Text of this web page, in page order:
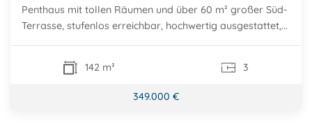
Penthaus mit tollen Räumen und über 60 m² großer Süd-
Terrasse, stufenlos erreichbar, hochwertig ausgestattet,...
142 m² 3
349.000 €